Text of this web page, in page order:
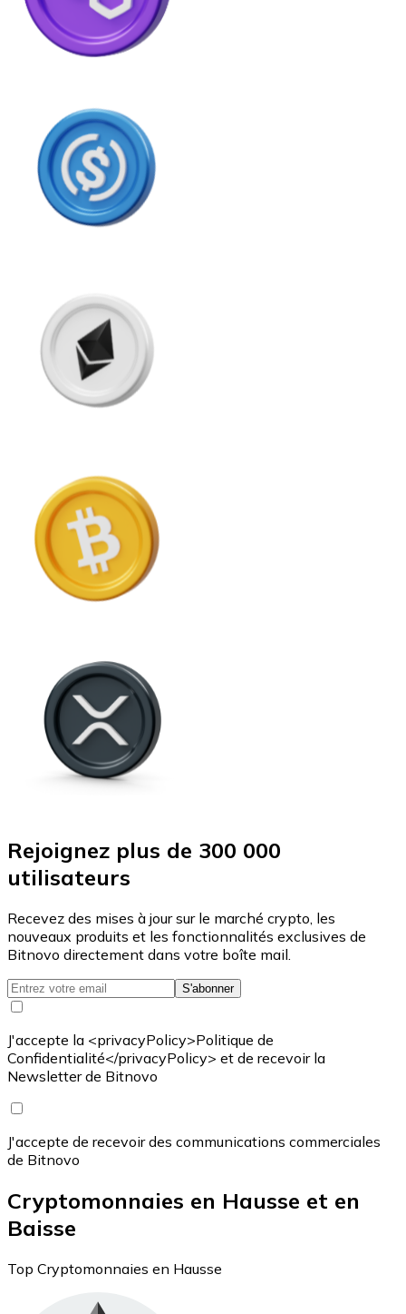
Rejoignez plus de 300 000
utilisateurs
Recevez des mises à jour sur le marché crypto, les
nouveaux produits et les fonctionnalités exclusives de
Bitnovo directement dans votre boîte mail.
S'abonner
J'accepte la <privacyPolicy>Politique de
Confidentialité</privacyPolicy> et de recevoir la
Newsletter de Bitnovo
J'accepte de recevoir des communications commerciales
de Bitnovo
Cryptomonnaies en Hausse et en
Baisse
Top Cryptomonnaies en Hausse